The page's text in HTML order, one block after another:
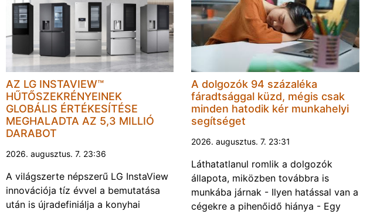
AZ LG INSTAVIEW™
HŰTŐSZEKRÉNYEINEK
GLOBÁLIS ÉRTÉKESÍTÉSE
MEGHALADTA AZ 5,3 MILLIÓ
DARABOT
2026. augusztus. 7. 23:36
A világszerte népszerű LG InstaView
innovációja tíz évvel a bemutatása
után is újradefiniálja a konyhai
A dolgozók 94 százaléka
fáradtsággal küzd, mégis csak
minden hatodik kér munkahelyi
segítséget
2026. augusztus. 7. 23:31
Láthatatlanul romlik a dolgozók
állapota, miközben továbbra is
munkába járnak - Ilyen hatással van a
cégekre a pihenőidő hiánya - Egy